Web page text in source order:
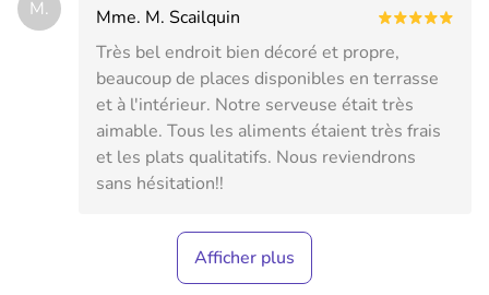
M.
Mme. M. Scailquin
Très bel endroit bien décoré et propre,
beaucoup de places disponibles en terrasse
et à l'intérieur. Notre serveuse était très
aimable. Tous les aliments étaient très frais
et les plats qualitatifs. Nous reviendrons
sans hésitation!!
Afficher plus